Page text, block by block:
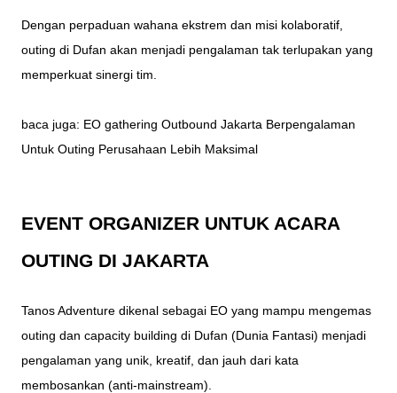
Dengan perpaduan wahana ekstrem dan misi kolaboratif,
outing di Dufan akan menjadi pengalaman tak terlupakan yang
memperkuat sinergi tim.
baca juga: EO gathering Outbound Jakarta Berpengalaman
Untuk Outing Perusahaan Lebih Maksimal
EVENT ORGANIZER UNTUK ACARA
OUTING DI JAKARTA
Tanos Adventure dikenal sebagai EO yang mampu mengemas
outing dan capacity building di Dufan (Dunia Fantasi) menjadi
pengalaman yang unik, kreatif, dan jauh dari kata
membosankan (anti-mainstream).